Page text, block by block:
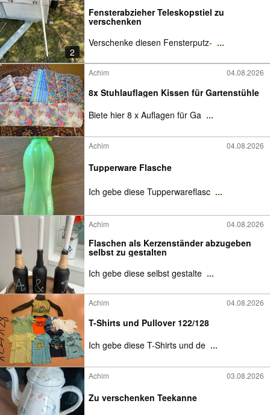
2
Fensterabzieher Teleskopstiel zu
verschenken
Verschenke diesen Fensterputz- ...
Achim 04.08.2026
8x Stuhlauflagen Kissen für Gartenstühle
Biete hier 8 x Auflagen für Ga ...
Achim 04.08.2026
Tupperware Flasche
Ich gebe diese Tupperwareflasc ...
Achim 04.08.2026
Flaschen als Kerzenständer abzugeben
selbst zu gestalten
Ich gebe diese selbst gestalte ...
Achim 04.08.2026
T-Shirts und Pullover 122/128
Ich gebe diese T-Shirts und de ...
Achim 03.08.2026
Zu verschenken Teekanne